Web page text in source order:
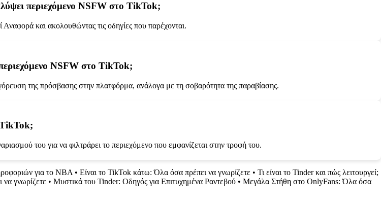
περιεχόμενο NSFW στο TikTok;
και ακολουθώντας τις οδηγίες που παρέχονται.
περιεχόμενο NSFW στο TikTok;
της πρόσβασης στην πλατφόρμα, ανάλογα με τη σοβαρότητα της παραβίασης.
TikTok;
του για να φιλτράρει το περιεχόμενο που εμφανίζεται στην τροφή του.
για το NBA • Είναι το TikTok κάτω: Όλα όσα πρέπει να γνωρίζετε • Τι είναι το Tinder και πώς λειτουργεί;
γνωρίζετε • Μυστικά του Tinder: Οδηγός για Επιτυχημένα Ραντεβού • Μεγάλα Στήθη στο OnlyFans: Όλα όσα